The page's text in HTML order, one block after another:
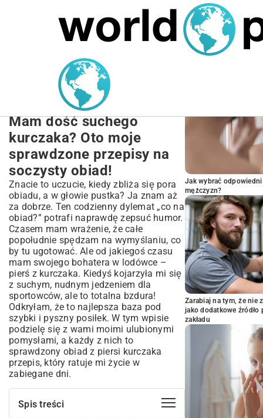
MARIUSZ ŁAMAGA 27.09.2025
Szybki i Zdrowy Obiad z
Piersi Kurczaka: Proste
Przepisy na Każdą Okazję
Mam dość suchego
kurczaka? Oto moje
sprawdzone przepisy na
soczysty obiad!
Znacie to uczucie, kiedy zbliża się pora
obiadu, a w głowie pustka? Ja znam aż
za dobrze. Ten codzienny dylemat „co na
obiad?” potrafi naprawdę zepsuć humor.
Czasem mam wrażenie, że całe
popołudnie spędzam na wymyślaniu, co
by tu ugotować. Ale od jakiegoś czasu
mam swojego bohatera w lodówce –
pierś z kurczaka. Kiedyś kojarzyła mi się
z suchym, nudnym jedzeniem dla
sportowców, ale to totalna bzdura!
Odkryłam, że to najlepsza baza pod
szybki i pyszny posiłek. W tym wpisie
podzielę się z wami moimi ulubionymi
pomysłami, a każdy z nich to
sprawdzony obiad z piersi kurczaka
przepis, który ratuje mi życie w
zabiegane dni.
Spis treści
Jak wybrać
mężczyzn?
Zarabiaj na tym, że nie
jako dodatkowe
zakładu